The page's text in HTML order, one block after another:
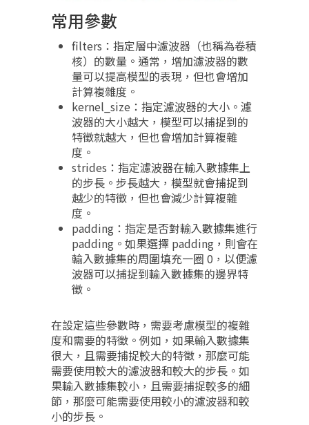
常用參數
filters：指定層中濾波器（也稱為卷積
核）的數量。通常，增加濾波器的數
量可以提高模型的表現，但也會增加
計算複雜度。
kernel_size：指定濾波器的大小。濾
波器的大小越大，模型可以捕捉到的
特徵就越大，但也會增加計算複雜
度。
strides：指定濾波器在輸入數據集上
的步長。步長越大，模型就會捕捉到
越少的特徵，但也會減少計算複雜
度。
padding：指定是否對輸入數據集進行
padding。如果選擇 padding，則會在
輸入數據集的周圍填充一圈 0，以便濾
波器可以捕捉到輸入數據集的邊界特
徵。
在設定這些參數時，需要考慮模型的複雜
度和需要的特徵。例如，如果輸入數據集
很大，且需要捕捉較大的特徵，那麼可能
需要使用較大的濾波器和較大的步長。如
果輸入數據集較小，且需要捕捉較多的細
節，那麼可能需要使用較小的濾波器和較
小的步長。